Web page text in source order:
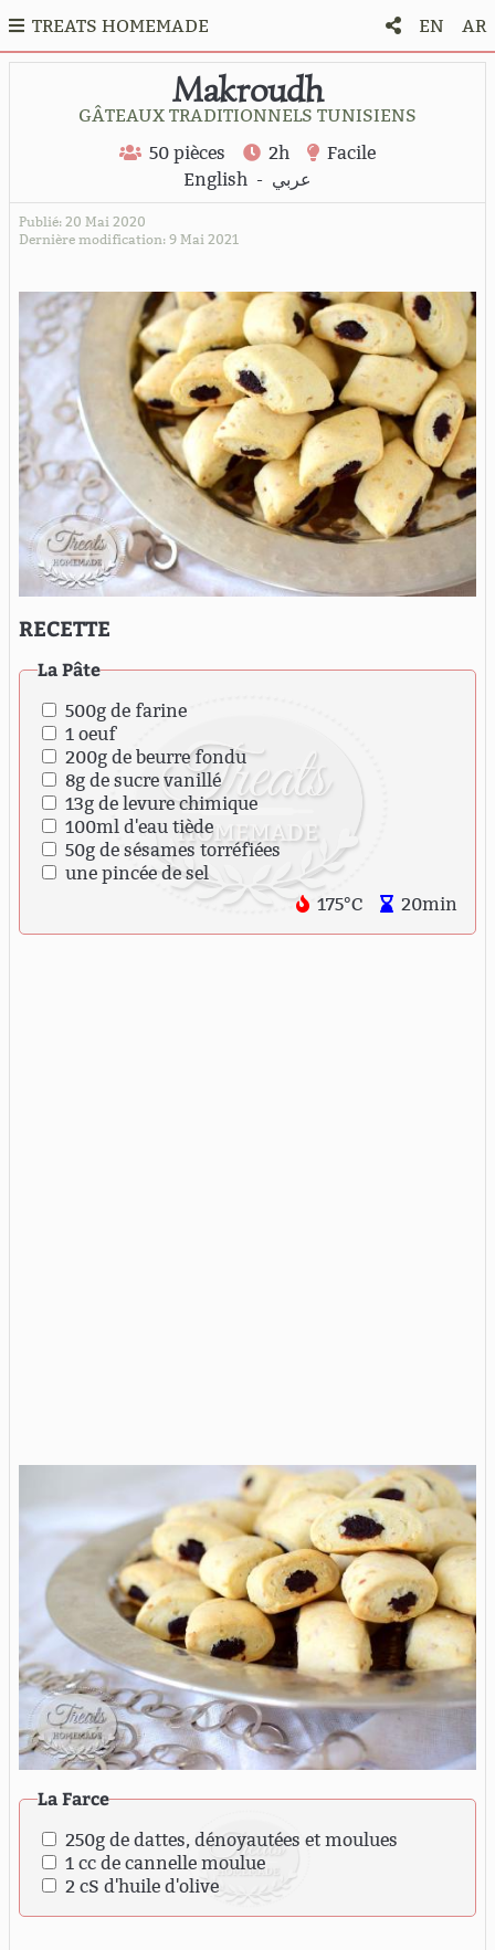
TREATS HOMEMADE EN AR
Makroudh
GÂTEAUX TRADITIONNELS TUNISIENS
50 pièces
2h
Facile
English - عربي
Publié: 20 Mai 2020
Dernière modification: 9 Mai 2021
RECETTE
La Pâte
500g de farine
1 oeuf
200g de beurre fondu
8g de sucre vanillé
13g de levure chimique
100ml d'eau tiède
50g de sésames torréfiées
une pincée de sel
175°C
20min
La Farce
250g de dattes, dénoyautées et moulues
1 cc de cannelle moulue
2 cS d'huile d'olive